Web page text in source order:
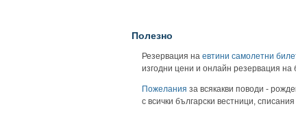
Полезно
Резервация на евтини самолетни
изгодни цени и онлайн резервация на
Пожелания за всякакви поводи -
с всички български вестници,